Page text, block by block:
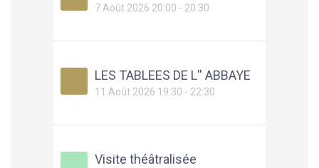
7 Août 2026 20:00 - 20:30
LES TABLEES DE L'' ABBAYE
11 Août 2026 19:30 - 22:30
Visite théâtralisée